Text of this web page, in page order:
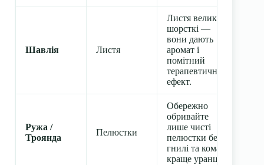
Шавлія Листя
Листя великі,
шорсткі —
вони дають
аромат і
помітний
терапевтичний
ефект.
Ружа /
Троянда
Пелюстки
Обережно
обривайте
лише чисті
пелюстки без
гнилі та комах;
краще уранці.